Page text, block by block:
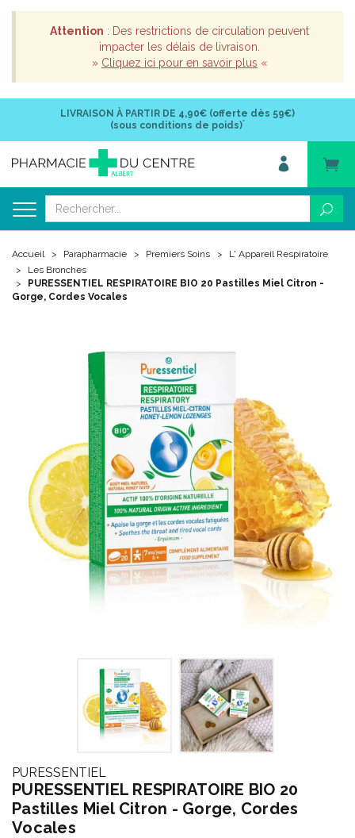
Attention : Des restrictions de circulation peuvent
impacter les délais de livraison.
» Cliquez ici pour en savoir plus «
LIVRAISON À PARTIR DE 4,90€ (offerte dès 59€)
(sous conditions de poids)*
Accueil Parapharmacie Premiers Soins
L' Appareil Respiratoire
Les Bronches
PURESSENTIEL RESPIRATOIRE BIO 20 Pastilles Miel Citron -
Gorge, Cordes Vocales
PURESSENTIEL
PURESSENTIEL RESPIRATOIRE BIO 20
Pastilles Miel Citron - Gorge, Cordes
Vocales